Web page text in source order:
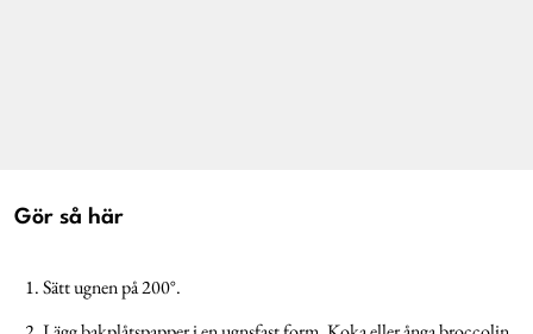
Gör så här
Sätt ugnen på 200°.